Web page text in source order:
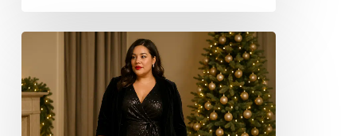
de
réveillon